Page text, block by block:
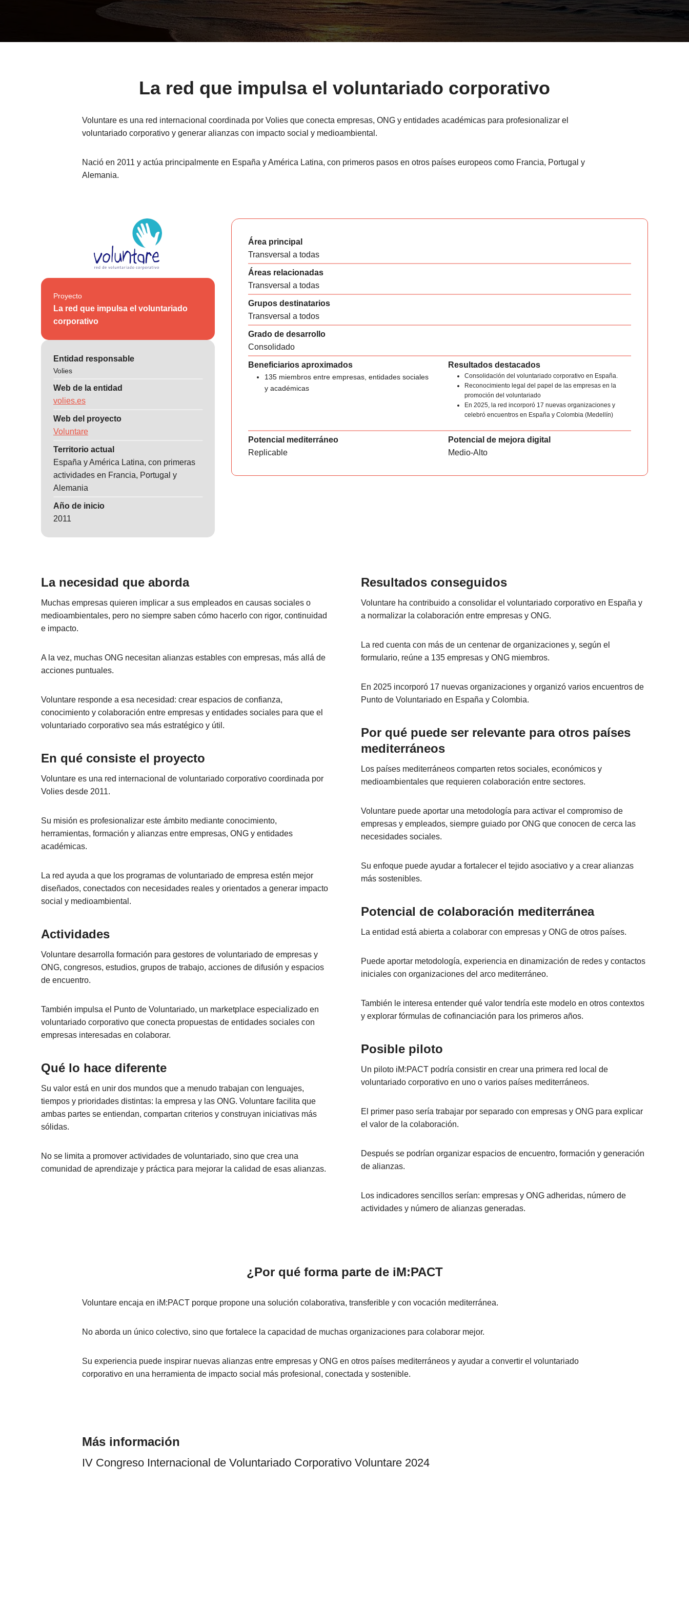
La red que impulsa el voluntariado corporativo
Voluntare es una red internacional coordinada por Volies que conecta empresas, ONG y entidades académicas para profesionalizar el
voluntariado corporativo y generar alianzas con impacto social y medioambiental.
Nació en 2011 y actúa principalmente en España y América Latina, con primeros pasos en otros países europeos como Francia, Portugal y
Alemania.
Proyecto
La red que impulsa el voluntariado
corporativo
Entidad responsable
Volies
Web de la entidad
volies.es
Web del proyecto
Voluntare
Territorio actual
España y América Latina, con primeras
actividades en Francia, Portugal y
Alemania
Año de inicio
2011
Área principal
Transversal a todas
Áreas relacionadas
Transversal a todas
Grupos destinatarios
Transversal a todos
Grado de desarrollo
Consolidado
Beneficiarios aproximados
135 miembros entre empresas, entidades sociales
y académicas
Resultados destacados
Consolidación del voluntariado corporativo en España.
Reconocimiento legal del papel de las empresas en la
promoción del voluntariado
En 2025, la red incorporó 17 nuevas organizaciones y
celebró encuentros en España y Colombia (Medellín)
Potencial mediterráneo
Replicable
Potencial de mejora digital
Medio-Alto
La necesidad que aborda
Muchas empresas quieren implicar a sus empleados en causas sociales o
medioambientales, pero no siempre saben cómo hacerlo con rigor, continuidad
e impacto.
A la vez, muchas ONG necesitan alianzas estables con empresas, más allá de
acciones puntuales.
Voluntare responde a esa necesidad: crear espacios de confianza,
conocimiento y colaboración entre empresas y entidades sociales para que el
voluntariado corporativo sea más estratégico y útil.
En qué consiste el proyecto
Voluntare es una red internacional de voluntariado corporativo coordinada por
Volies desde 2011.
Su misión es profesionalizar este ámbito mediante conocimiento,
herramientas, formación y alianzas entre empresas, ONG y entidades
académicas.
La red ayuda a que los programas de voluntariado de empresa estén mejor
diseñados, conectados con necesidades reales y orientados a generar impacto
social y medioambiental.
Actividades
Voluntare desarrolla formación para gestores de voluntariado de empresas y
ONG, congresos, estudios, grupos de trabajo, acciones de difusión y espacios
de encuentro.
También impulsa el Punto de Voluntariado, un marketplace especializado en
voluntariado corporativo que conecta propuestas de entidades sociales con
empresas interesadas en colaborar.
Qué lo hace diferente
Su valor está en unir dos mundos que a menudo trabajan con lenguajes,
tiempos y prioridades distintas: la empresa y las ONG. Voluntare facilita que
ambas partes se entiendan, compartan criterios y construyan iniciativas más
sólidas.
No se limita a promover actividades de voluntariado, sino que crea una
comunidad de aprendizaje y práctica para mejorar la calidad de esas alianzas.
Resultados conseguidos
Voluntare ha contribuido a consolidar el voluntariado corporativo en España y
a normalizar la colaboración entre empresas y ONG.
La red cuenta con más de un centenar de organizaciones y, según el
formulario, reúne a 135 empresas y ONG miembros.
En 2025 incorporó 17 nuevas organizaciones y organizó varios encuentros de
Punto de Voluntariado en España y Colombia.
Por qué puede ser relevante para otros países
mediterráneos
Los países mediterráneos comparten retos sociales, económicos y
medioambientales que requieren colaboración entre sectores.
Voluntare puede aportar una metodología para activar el compromiso de
empresas y empleados, siempre guiado por ONG que conocen de cerca las
necesidades sociales.
Su enfoque puede ayudar a fortalecer el tejido asociativo y a crear alianzas
más sostenibles.
Potencial de colaboración mediterránea
La entidad está abierta a colaborar con empresas y ONG de otros países.
Puede aportar metodología, experiencia en dinamización de redes y contactos
iniciales con organizaciones del arco mediterráneo.
También le interesa entender qué valor tendría este modelo en otros contextos
y explorar fórmulas de cofinanciación para los primeros años.
Posible piloto
Un piloto iM:PACT podría consistir en crear una primera red local de
voluntariado corporativo en uno o varios países mediterráneos.
El primer paso sería trabajar por separado con empresas y ONG para explicar
el valor de la colaboración.
Después se podrían organizar espacios de encuentro, formación y generación
de alianzas.
Los indicadores sencillos serían: empresas y ONG adheridas, número de
actividades y número de alianzas generadas.
¿Por qué forma parte de iM:PACT
Voluntare encaja en iM:PACT porque propone una solución colaborativa, transferible y con vocación mediterránea.
No aborda un único colectivo, sino que fortalece la capacidad de muchas organizaciones para colaborar mejor.
Su experiencia puede inspirar nuevas alianzas entre empresas y ONG en otros países mediterráneos y ayudar a convertir el voluntariado
corporativo en una herramienta de impacto social más profesional, conectada y sostenible.
Más información
IV Congreso Internacional de Voluntariado Corporativo Voluntare 2024